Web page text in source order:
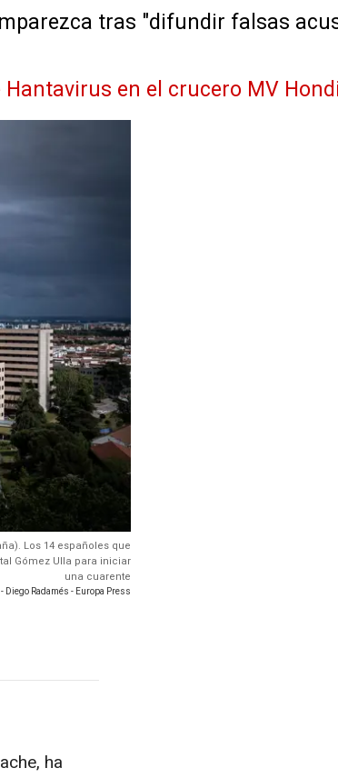
tras "difundir falsas
en el crucero MV
Los 14 españoles que
Gómez Ulla para iniciar
una cuarente
- Diego Radamés - Europa Press
ha